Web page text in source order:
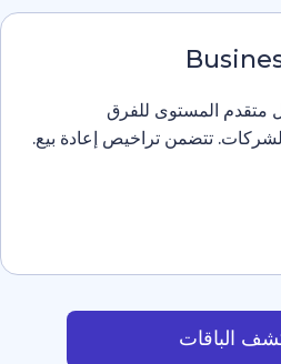
للفرق
تراخيص إعادة بيع.